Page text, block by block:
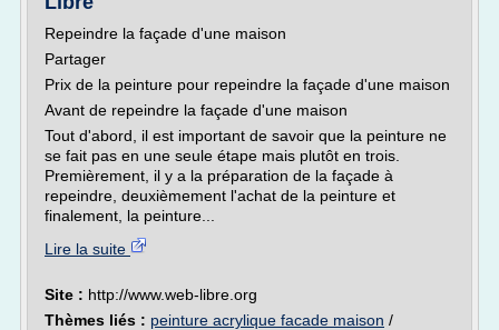
Repeindre la façade d'une maison
Partager
Prix de la peinture pour repeindre la façade d'une maison
Avant de repeindre la façade d'une maison
Tout d'abord, il est important de savoir que la peinture ne
se fait pas en une seule étape mais plutôt en trois.
Premièrement, il y a la préparation de la façade à
repeindre, deuxièmement l'achat de la peinture et
finalement, la peinture...
Lire la suite
Site : http://www.web-libre.org
Thèmes liés : peinture acrylique facade maison /